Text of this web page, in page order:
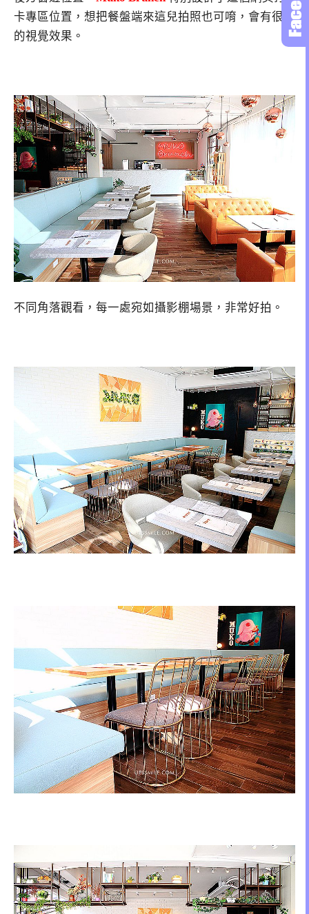
卡專區位置，想把餐盤端來這兒拍照也可唷，會有很美
的視覺效果。
不同角落觀看，每一處宛如攝影棚場景，非常好拍。